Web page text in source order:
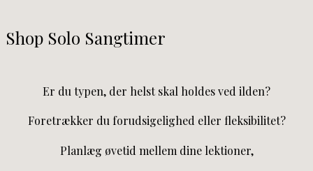
Shop Solo Sangtimer
Er du typen, der helst skal holdes ved ilden?
Foretrækker du forudsigelighed eller fleksibilitet?
Planlæg øvetid mellem dine lektioner,